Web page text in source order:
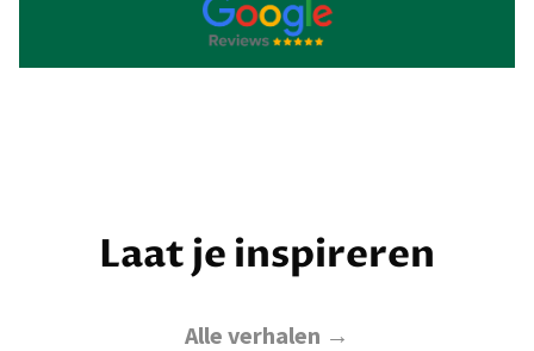
Laat je inspireren
Alle verhalen →